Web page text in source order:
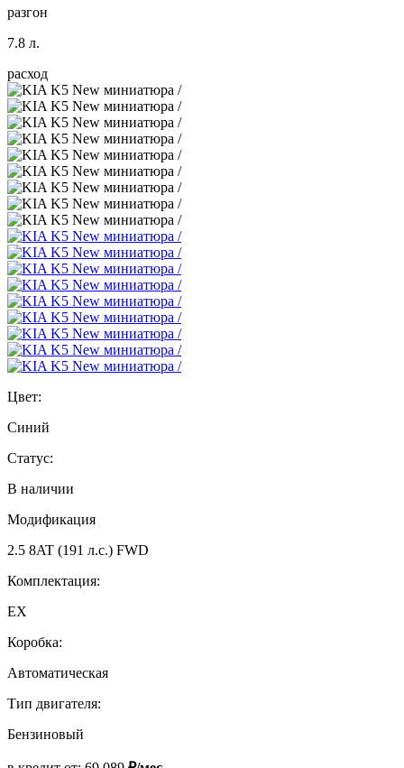
разгон
7.8 л.
расход
Цвет:
Синий
Статус:
В наличии
Модификация
2.5 8AT (191 л.с.) FWD
Комплектация:
EX
Коробка:
Автоматическая
Тип двигателя:
Бензиновый